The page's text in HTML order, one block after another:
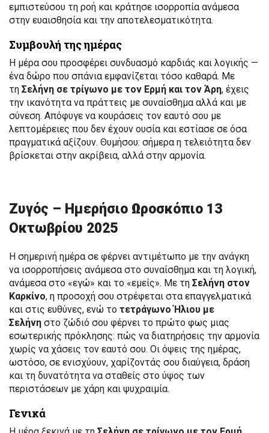
εμπιστεύσου τη ροή και κράτησε ισορροπία ανάμεσα
στην ευαισθησία και την αποτελεσματικότητα.
Συμβουλή της ημέρας
Η μέρα σου προσφέρει συνδυασμό καρδιάς και λογικής —
ένα δώρο που σπάνια εμφανίζεται τόσο καθαρά. Με
τη Σελήνη σε τρίγωνο με τον Ερμή και τον Άρη, έχεις
την ικανότητα να πράττεις με συναίσθημα αλλά και με
σύνεση. Απόφυγε να κουράσεις τον εαυτό σου με
λεπτομέρειες που δεν έχουν ουσία και εστίασε σε όσα
πραγματικά αξίζουν. Θυμήσου: σήμερα η τελειότητα δεν
βρίσκεται στην ακρίβεια, αλλά στην αρμονία.
Ζυγός – Ημερήσιο Ωροσκόπιο 13
Οκτωβρίου 2025
Η σημερινή ημέρα σε φέρνει αντιμέτωπο με την ανάγκη
να ισορροπήσεις ανάμεσα στο συναίσθημα και τη λογική,
ανάμεσα στο «εγώ» και το «εμείς». Με τη Σελήνη στον
Καρκίνο, η προσοχή σου στρέφεται στα επαγγελματικά
και στις ευθύνες, ενώ το τετράγωνο Ήλιου με
Σελήνη στο ζώδιό σου φέρνει το πρώτο φως μιας
εσωτερικής πρόκλησης: πώς να διατηρήσεις την αρμονία
χωρίς να χάσεις τον εαυτό σου. Οι όψεις της ημέρας,
ωστόσο, σε ενισχύουν, χαρίζοντάς σου διαύγεια, δράση
και τη δυνατότητα να σταθείς στο ύψος των
περιστάσεων με χάρη και ψυχραιμία.
Γενικά